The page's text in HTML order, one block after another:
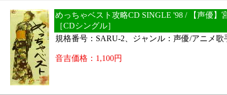
めっちゃベスト攻略CD SINGLE '98 / 【声優】
［CDシングル］
規格番号：SARU-2、ジャンル：声優/アニメ歌
音吉価格：1,100円